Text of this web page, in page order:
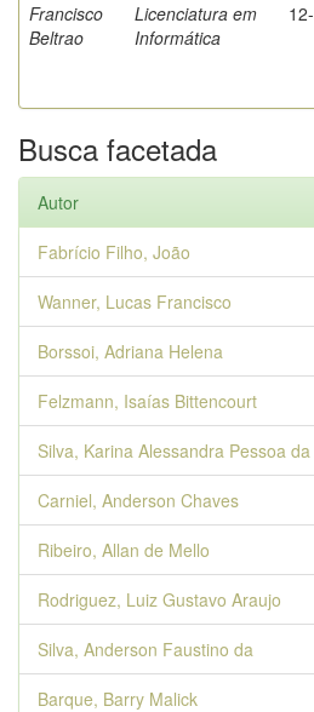
Francisco
Beltrao
Licenciatura em
Informática
Busca facetada
Autor
Fabrício Filho, João
Wanner, Lucas Francisco
Borssoi, Adriana Helena
Felzmann, Isaías Bittencourt
Silva, Karina Alessandra Pessoa da
Carniel, Anderson Chaves
Ribeiro, Allan de Mello
Rodriguez, Luiz Gustavo Araujo
Silva, Anderson Faustino da
Barque, Barry Malick